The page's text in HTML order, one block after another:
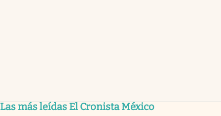
Las más leídas El Cronista México